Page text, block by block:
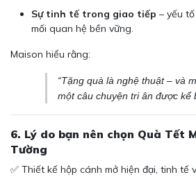
Sự tinh tế trong giao tiếp – yếu
mối quan hệ bền vững.
Maison hiểu rằng:
“Tặng quà là nghệ thuật – và
một câu chuyện tri ân được kể
6. Lý do bạn nên chọn Quà Tết
Tường
✅ Thiết kế hộp cánh mở hiện đại, tinh tế